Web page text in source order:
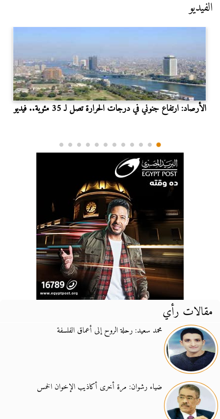
الفيديو
الأرصاد: ارتفاع جنوني في درجات الحرارة تصل لـ 35 مئوية.. فيديو
مقالات رأي
محمد سعيد: رحلة الروح إلى أعماق الفلسفة
ضياء رشوان: مرة أخرى أكاذيب الإخوان الخمس